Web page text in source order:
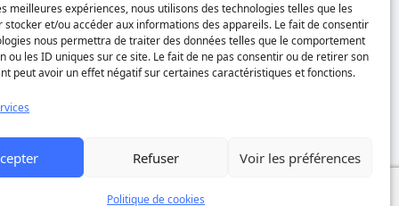
meilleures expériences, nous utilisons des technologies telles que les
stocker et/ou accéder aux informations des appareils. Le fait de consentir
nous permettra de traiter des données telles que le comportement
ou les ID uniques sur ce site. Le fait de ne pas consentir ou de retirer son
peut avoir un effet négatif sur certaines caractéristiques et fonctions.
Refuser Voir les préférences
Politique de cookies
-
Suivez-nous